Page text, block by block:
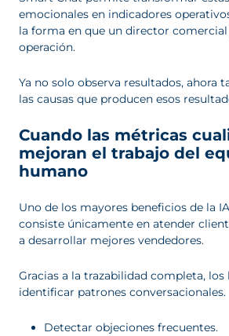
emocionales en indicadores
la forma en que un director comercial
operación.
Ya no solo observa resultados, ahora
las causas que producen esos
Cuando las métricas
mejoran el trabajo del
humano
Uno de los mayores beneficios de la
consiste únicamente en atender
a desarrollar mejores vendedores.
Gracias a la trazabilidad completa, los
identificar patrones conversacionales.
Detectar objeciones frecuentes.